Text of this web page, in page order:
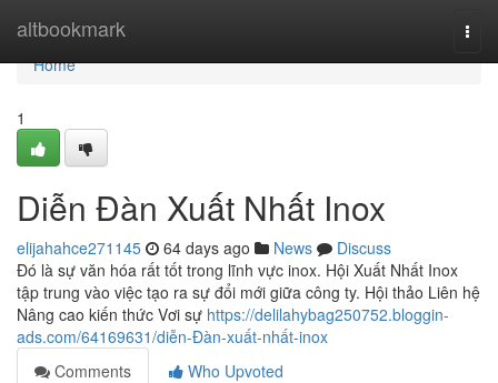
altbookmark
Home
Home
1
Diễn Đàn Xuất Nhất Inox
elijahahce271145 64 days ago News
Discuss
Đó là sự văn hóa rất tốt trong lĩnh vực inox. Hội Xuất Nhất Inox
tập trung vào việc tạo ra sự đổi mới giữa công ty. Hội thảo Liên hệ
Nâng cao kiến thức Vơi sự https://delilahybag250752.bloggin-
ads.com/64169631/diễn-Đàn-xuất-nhất-inox
Comments
Who Upvoted